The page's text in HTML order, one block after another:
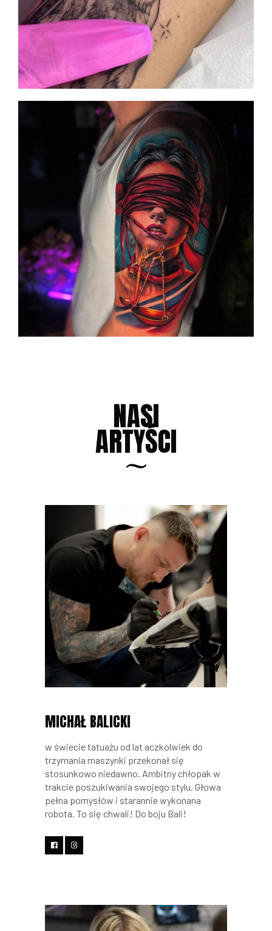
NASI
ARTYŚCI
MICHAŁ BALICKI
w świecie tatuażu od lat aczkolwiek do
trzymania maszynki przekonał się
stosunkowo niedawno. Ambitny chłopak w
trakcie poszukiwania swojego stylu. Głowa
pełna pomysłów i starannie wykonana
robota. To się chwali! Do boju Bali!